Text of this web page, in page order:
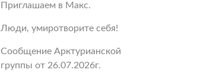
Приглашаем в Макс.
Люди, умиротворите себя!
Сообщение Арктурианской
группы от 26.07.2026г.